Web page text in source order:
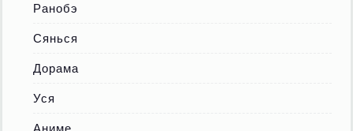
Ранобэ
Сянься
Дорама
Уся
Аниме